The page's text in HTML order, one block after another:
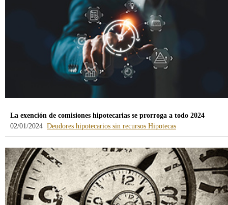
La exención de comisiones hipotecarias se prorroga a todo 2024
02/01/2024 Deudores hipotecarios sin recursos-
/webcb/Blog/
Hipotecas-
/webcb/Blog/